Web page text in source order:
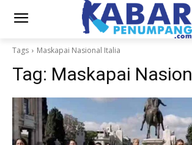
Tags Maskapai Nasional Italia
Tag: Maskapai